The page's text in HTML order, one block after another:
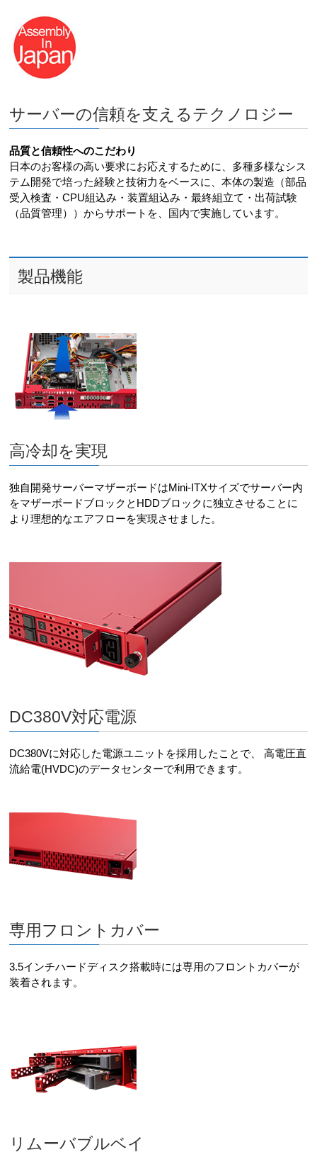
サーバーの信頼を支えるテクノロジー
品質と信頼性へのこだわり
日本のお客様の高い要求にお応えするために、多種多様なシス
テム開発で培った経験と技術力をベースに、本体の製造（部品
受入検査・CPU組込み・装置組込み・最終組立て・出荷試験
（品質管理））からサポートを、国内で実施しています。
製品機能
高冷却を実現
独自開発サーバーマザーボードはMini-ITXサイズでサーバー内
をマザーボードブロックとHDDブロックに独立させることに
より理想的なエアフローを実現させました。
DC380V対応電源
DC380Vに対応した電源ユニットを採用したことで、 高電圧直
流給電(HVDC)のデータセンターで利用できます。
専用フロントカバー
3.5インチハードディスク搭載時には専用のフロントカバーが
装着されます。
リムーバブルベイ